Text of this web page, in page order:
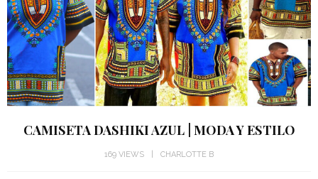
CAMISETA DASHIKI AZUL | MODA Y ESTILO
169 VIEWS CHARLOTTE B